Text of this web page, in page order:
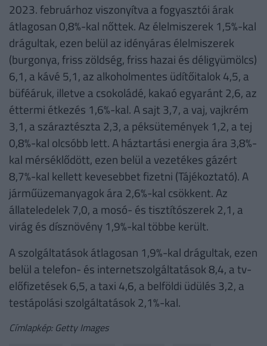
2023. februárhoz viszonyítva a fogyasztói árak
átlagosan 0,8%-kal nőttek. Az élelmiszerek 1,5%-kal
drágultak, ezen belül az idényáras élelmiszerek
(burgonya, friss zöldség, friss hazai és déligyümölcs)
6,1, a kávé 5,1, az alkoholmentes üdítőitalok 4,5, a
büféáruk, illetve a csokoládé, kakaó egyaránt 2,6, az
éttermi étkezés 1,6%-kal. A sajt 3,7, a vaj, vajkrém
3,1, a száraztészta 2,3, a péksütemények 1,2, a tej
0,8%-kal olcsóbb lett. A háztartási energia ára 3,8%-
kal mérséklődött, ezen belül a vezetékes gázért
8,7%-kal kellett kevesebbet fizetni (Tájékoztató). A
járműüzemanyagok ára 2,6%-kal csökkent. Az
állateledelek 7,0, a mosó- és tisztítószerek 2,1, a
virág és dísznövény 1,9%-kal többe került.
A szolgáltatások átlagosan 1,9%-kal drágultak, ezen
belül a telefon- és internetszolgáltatások 8,4, a tv-
előfizetések 6,5, a taxi 4,6, a belföldi üdülés 3,2, a
testápolási szolgáltatások 2,1%-kal.
Címlapkép: Getty Images